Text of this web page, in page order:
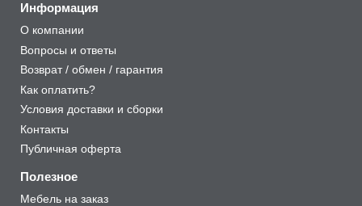
Информация
О компании
Вопросы и ответы
Возврат / обмен / гарантия
Как оплатить?
Условия доставки и сборки
Контакты
Публичная оферта
Полезное
Мебель на заказ